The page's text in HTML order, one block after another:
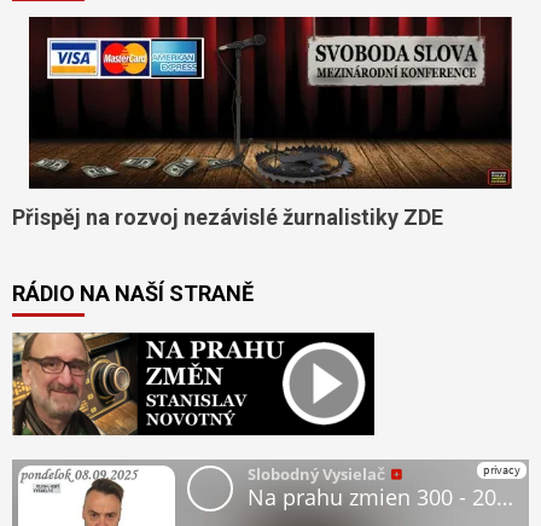
Přispěj na rozvoj nezávislé žurnalistiky ZDE
RÁDIO NA NAŠÍ STRANĚ